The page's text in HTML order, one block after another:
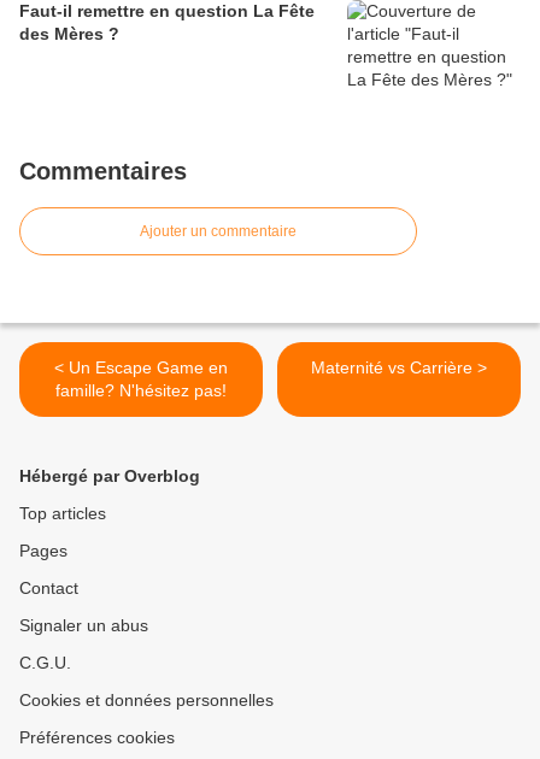
Faut-il remettre en question La Fête
des Mères ?
Commentaires
Ajouter un commentaire
< Un Escape Game en
famille? N'hésitez pas!
Maternité vs Carrière >
Hébergé par Overblog
Top articles
Pages
Contact
Signaler un abus
C.G.U.
Cookies et données personnelles
Préférences cookies